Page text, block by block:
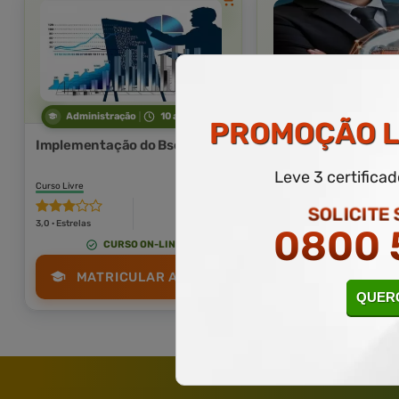
Administração 10 a 30 horas
Implementação do Bsc
Curso Livre
3,0 · Estrelas
CURSO ON-LINE
MATRICULAR AGORA
Administração
Introdução à
Curso Livre
3,0 · Estrelas
CURSO ON-
PROMOÇÃO
Leve 3
SOLICITE
0800